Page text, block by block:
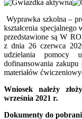
Wyprawka szkolna –
kształcenia specjalnego
przedstawione są W
z dnia 26 czerwca
udzielania pomocy
dofinansowania
materiałów
Wniosek należy
września 2021 r.
Dokumenty do